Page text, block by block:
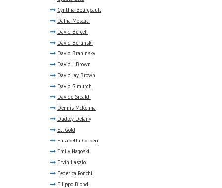
Cynthia Bourgeault
Dafna Moscati
David Berceli
David Berlinski
David Brahinsky
David J. Brown
David Jay Brown
David Simurgh
Davide Sibaldi
Dennis McKenna
Dudley Delany
E.J. Gold
Elisabetta Corberi
Emily Nagoski
Ervin Laszlo
Federica Ronchi
Filippo Biondi